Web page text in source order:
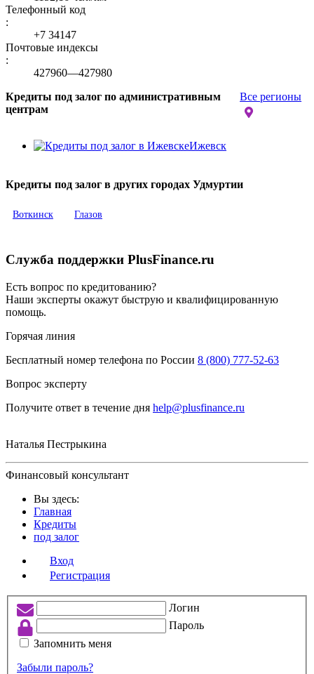
Телефонный код
:
+7 34147
Почтовые индексы
:
427960—427980
Кредиты под залог по административным
центрам
Все регионы
Ижевск
Кредиты под залог в других городах Удмуртии
Воткинск Глазов
Служба поддержки PlusFinance.ru
Есть вопрос по кредитованию?
Наши эксперты окажут быструю и квалифицированную
помощь.
Горячая линия
Бесплатный номер телефона по России 8 (800) 777-52-63
Вопрос эксперту
Получите ответ в течение дня help@plusfinance.ru
Наталья Пестрыкина
Финансовый консультант
Вы здесь:
Главная
Кредиты
под залог
Вход
Регистрация
Логин
Пароль
Запомнить меня
Забыли пароль?